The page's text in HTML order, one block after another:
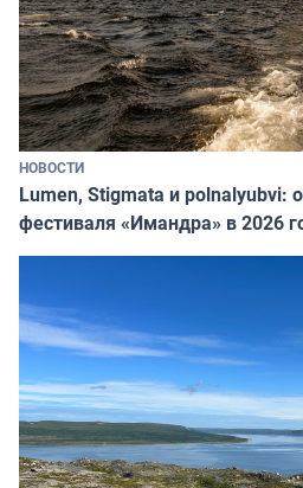
НОВОСТИ
Lumen, Stigmata и polnalyubvi:
фестиваля «Имандра» в 2026